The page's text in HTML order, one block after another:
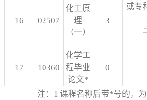
或专
16 02507
化工原
理
（一）
3
17 10360
化学工
程毕业
论文*
0
注：1.课程名称后带*号的，为